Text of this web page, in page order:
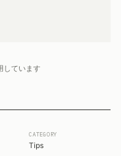
しています
CATEGORY
Tips